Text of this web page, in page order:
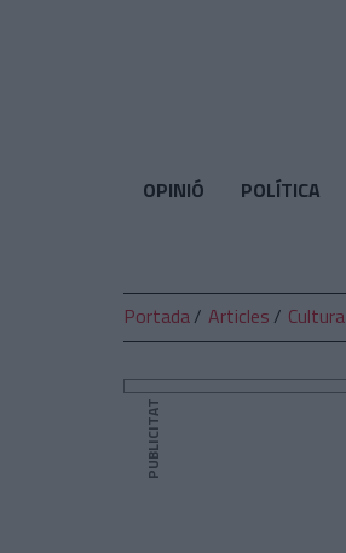
OPINIÓ POLÍTICA
Portada Articles Cultura
PUBLICITAT